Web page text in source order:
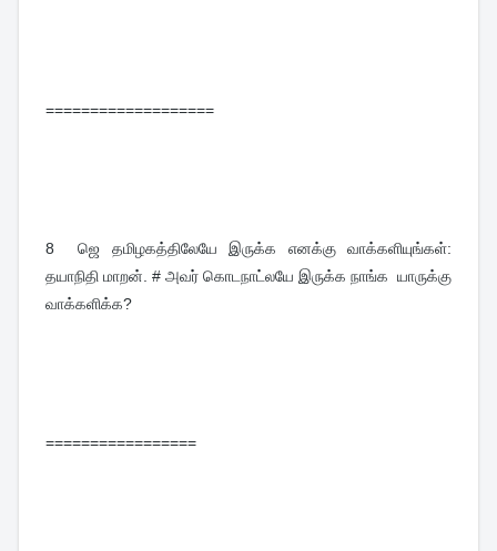
===================
8 ஜெ தமிழகத்திலேயே இருக்க எனக்கு வாக்களியுங்கள்:
தயாநிதி மாறன். # அவர் கொடநாட்லயே இருக்க நாங்க  யாருக்கு
வாக்களிக்க?
=================